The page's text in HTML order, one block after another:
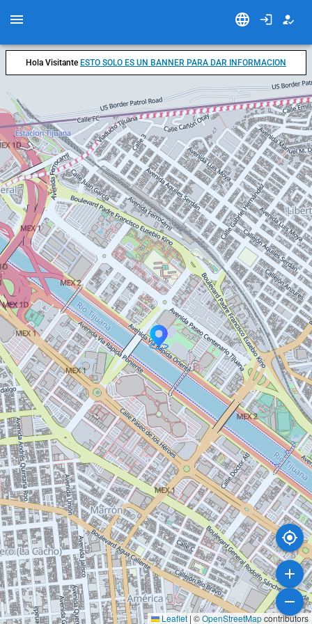
Leaflet | ©OpenStreetMapcontributors
Hola Visitante ESTO SOLO ES UN BANNER PARA DAR INFORMACION